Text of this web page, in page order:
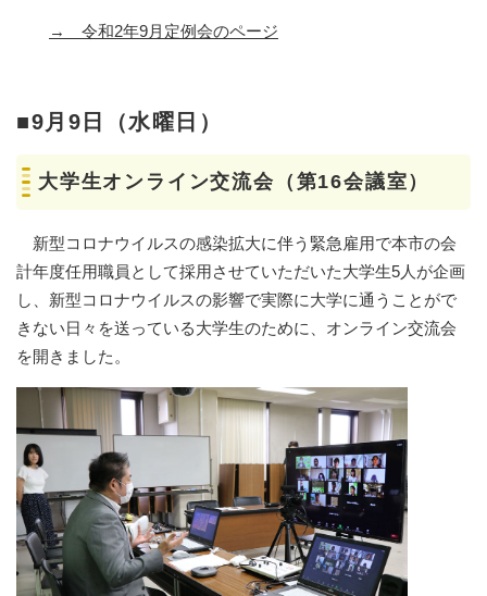
→ 令和2年9月定例会のページ
■9月9日（水曜日）
大学生オンライン交流会（第16会議室）
新型コロナウイルスの感染拡大に伴う緊急雇用で本市の会
計年度任用職員として採用させていただいた大学生5人が企画
し、新型コロナウイルスの影響で実際に大学に通うことがで
きない日々を送っている大学生のために、オンライン交流会
を開きました。